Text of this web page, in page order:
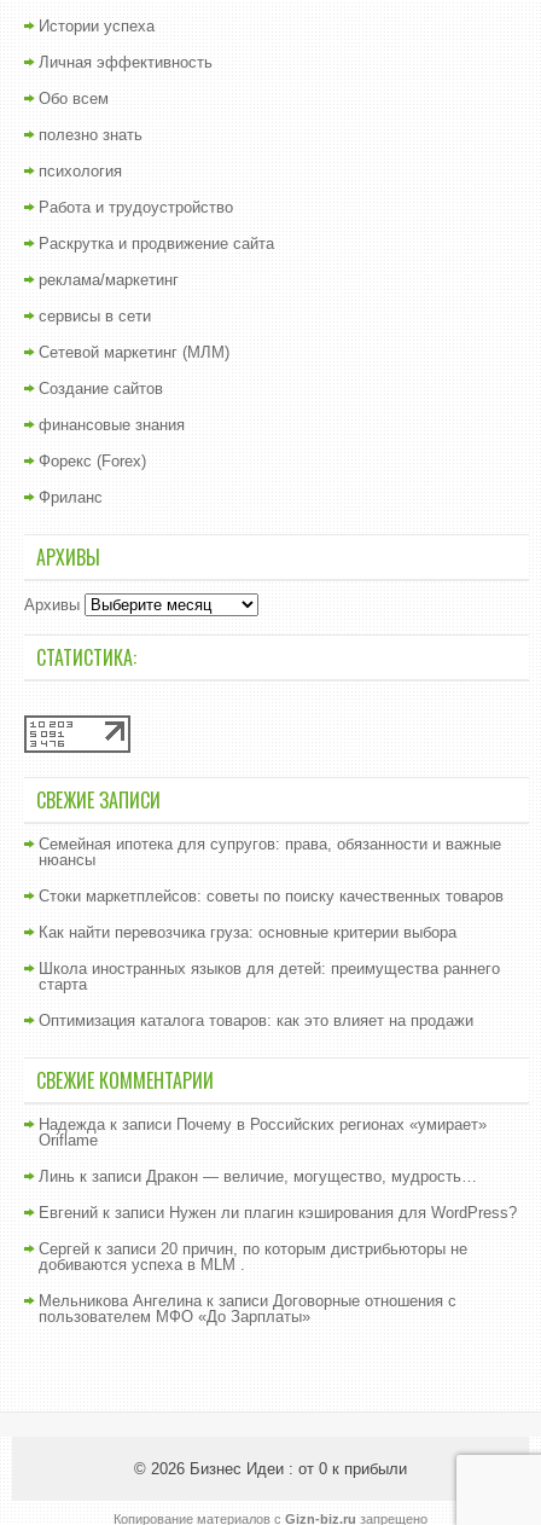
Истории успеха
Личная эффективность
Обо всем
полезно знать
психология
Работа и трудоустройство
Раскрутка и продвижение сайта
реклама/маркетинг
сервисы в сети
Сетевой маркетинг (МЛМ)
Создание сайтов
финансовые знания
Форекс (Forex)
Фриланс
АРХИВЫ
Архивы
СТАТИСТИКА:
СВЕЖИЕ ЗАПИСИ
Семейная ипотека для супругов: права, обязанности и важные
нюансы
Стоки маркетплейсов: советы по поиску качественных товаров
Как найти перевозчика груза: основные критерии выбора
Школа иностранных языков для детей: преимущества раннего
старта
Оптимизация каталога товаров: как это влияет на продажи
СВЕЖИЕ КОММЕНТАРИИ
Надеждак записи Почему в Российских регионах «умирает»
Oriflame
Линь к записи Дракон — величие, могущество, мудрость…
Евгений к записи Нужен ли плагин кэширования для WordPress?
Сергей к записи 20 причин, по которым дистрибьюторы не
добиваются успеха в MLM .
Мельникова Ангелинак записи Договорные отношения с
пользователем МФО «До Зарплаты»
© 2026 Бизнес Идеи : от 0 к прибыли
Копирование материалов с Gizn-biz.ru запрещено